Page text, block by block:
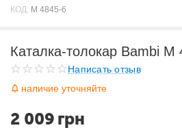
КОД: M 4845-6
Каталка-толокар Bambi M
Написать отзыв
наличие уточняйте
2 009 грн